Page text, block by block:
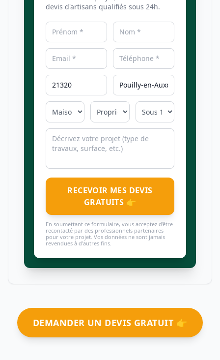
devis d'artisans qualifiés sous 24h.
RECEVOIR MES DEVIS
GRATUITS 👉
En soumettant ce formulaire, vous acceptez d'être
recontacté par des professionnels partenaires
pour votre projet. Vos données ne sont jamais
revendues à d'autres fins.
DEMANDER UN DEVIS GRATUIT 👉